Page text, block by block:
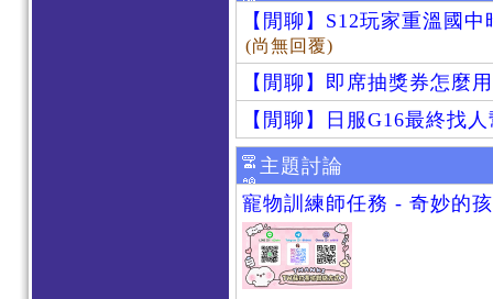
【閒聊】S12玩家重溫國
(尚無回覆)
【閒聊】即席抽獎券怎麼
【閒聊】日服G16最終找
主題討論
寵物訓練師任務 - 奇妙的